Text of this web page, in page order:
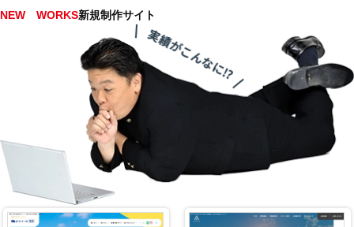
NEW WORKS新規制作サイト